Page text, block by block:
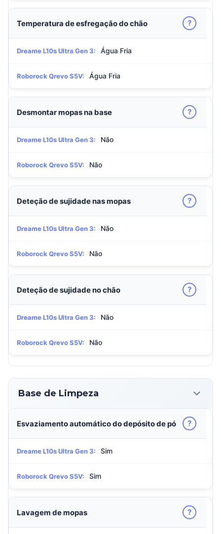
Temperatura de esfregação do chão ?
Dreame L10s Ultra Gen 3: Água Fria
Roborock Qrevo S5V: Água Fria
Desmontar mopas na base ?
Dreame L10s Ultra Gen 3: Não
Roborock Qrevo S5V: Não
Deteção de sujidade nas mopas ?
Dreame L10s Ultra Gen 3: Não
Roborock Qrevo S5V: Não
Deteção de sujidade no chão ?
Dreame L10s Ultra Gen 3: Não
Roborock Qrevo S5V: Não
Base de Limpeza
Esvaziamento automático do depósito de pó ?
Dreame L10s Ultra Gen 3: Sim
Roborock Qrevo S5V: Sim
Lavagem de mopas ?